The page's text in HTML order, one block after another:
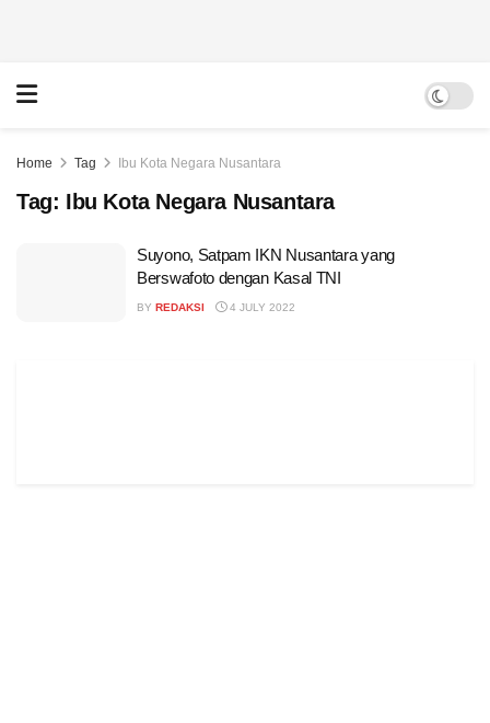
Home Tag Ibu Kota Negara Nusantara
Tag: Ibu Kota Negara Nusantara
Suyono, Satpam IKN Nusantara yang
Berswafoto dengan Kasal TNI
BY REDAKSI 4 JULY 2022